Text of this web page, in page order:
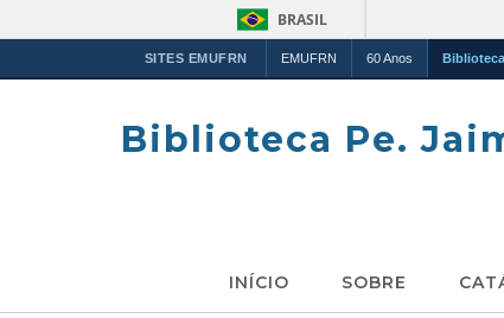
BRASIL
SITES EMUFRN EMUFRN 60 Anos Biblioteca
Biblioteca Pe.
INÍCIO SOBRE